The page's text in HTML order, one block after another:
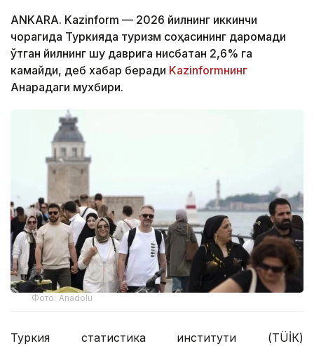
ANKARA. Kazinform — 2026 йилнинг иккинчи
чорагида Туркияда туризм соҳасининг даромади
ўтган йилнинг шу даврига нисбатан 2,6% га
камайди, деб хабар беради Kazinformнинг
Анқарадаги мухбири.
Фото: Anadolu
Туркия статистика институти (ТÜİК)